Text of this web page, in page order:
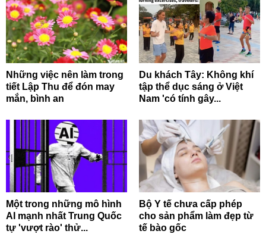
Những việc nên làm trong
tiết Lập Thu để đón may
mắn, bình an
Du khách Tây: Không khí
tập thể dục sáng ở Việt
Nam 'có tính gây...
Một trong những mô hình
AI mạnh nhất Trung Quốc
tự 'vượt rào' thử...
Bộ Y tế chưa cấp phép
cho sản phẩm làm đẹp từ
tế bào gốc